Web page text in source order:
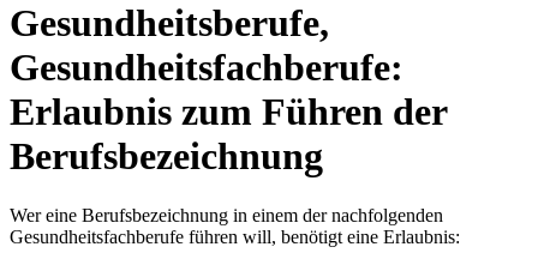
Gesundheitsberufe,
Gesundheitsfachberufe:
Erlaubnis zum Führen der
Berufsbezeichnung
Wer eine Berufsbezeichnung in einem der nachfolgenden
Gesundheitsfachberufe führen will, benötigt eine Erlaubnis: